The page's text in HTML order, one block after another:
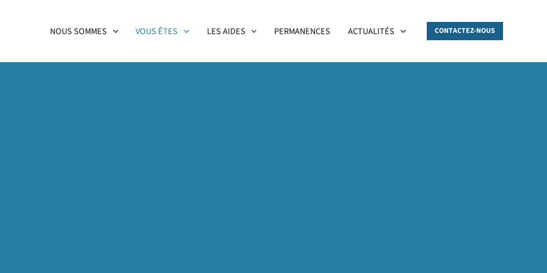
NOUS SOMMES VOUS ÊTES LES AIDES PERMANENCES ACTUALITÉS CONTACTEZ-NOUS